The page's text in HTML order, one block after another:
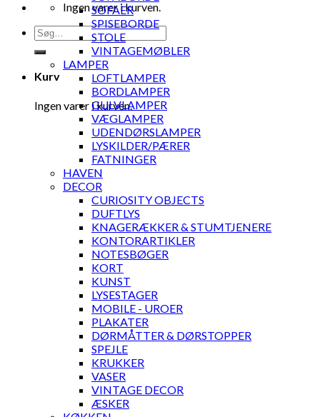
Ingen varer i kurven.
Søg
efter:
Kurv
Ingen varer i kurven.
SOFAER
SPISEBORDE
STOLE
VINTAGEMØBLER
LAMPER
LOFTLAMPER
BORDLAMPER
GULVLAMPER
VÆGLAMPER
UDENDØRSLAMPER
LYSKILDER/PÆRER
FATNINGER
HAVEN
DECOR
CURIOSITY OBJECTS
DUFTLYS
KNAGERÆKKER & STUMTJENERE
KONTORARTIKLER
NOTESBØGER
KORT
KUNST
LYSESTAGER
MOBILE - UROER
PLAKATER
DØRMÅTTER & DØRSTOPPER
SPEJLE
KRUKKER
VASER
VINTAGE DECOR
ÆSKER